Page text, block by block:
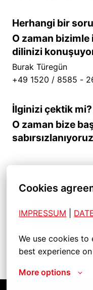
Cookies
IMPRESSUM
We use cookies
best experience
More options
Herhangi bir
O zaman
dilinizi
Burak Türegün
+49 1520 / 8585 -
İlginizi çektik mi?
O zaman bize